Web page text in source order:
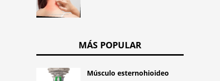
MÁS POPULAR
Músculo esternohioideo